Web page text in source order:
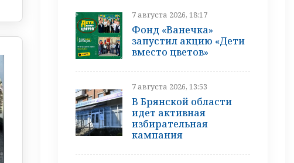
7 августа 2026, 18:17
Фонд «Ванечка»
запустил акцию «Дети
вместо цветов»
7 августа 2026, 13:53
В Брянской области
идет активная
избирательная
кампания